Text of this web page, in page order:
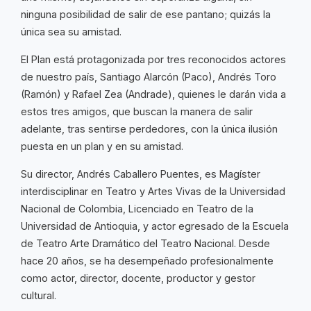
ninguna posibilidad de salir de ese pantano; quizás la
única sea su amistad.
El Plan está protagonizada por tres reconocidos actores
de nuestro país, Santiago Alarcón (Paco), Andrés Toro
(Ramón) y Rafael Zea (Andrade), quienes le darán vida a
estos tres amigos, que buscan la manera de salir
adelante, tras sentirse perdedores, con la única ilusión
puesta en un plan y en su amistad.
Su director, Andrés Caballero Puentes, es Magíster
interdisciplinar en Teatro y Artes Vivas de la Universidad
Nacional de Colombia, Licenciado en Teatro de la
Universidad de Antioquia, y actor egresado de la Escuela
de Teatro Arte Dramático del Teatro Nacional. Desde
hace 20 años, se ha desempeñado profesionalmente
como actor, director, docente, productor y gestor
cultural.